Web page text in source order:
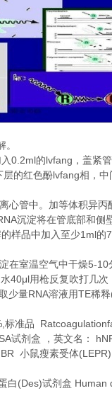
0.2ml的lvfang ，盖紧
层的红色酚lvfang相，中
心管中。加等体积异丙
沉淀将在管底部和侧
样品中加入至少1ml的
在室温空气中干燥5-10
40μl用枪反复吹打几
少量RNA溶液用TE稀释
标准品
试剂盒 ，英文名：
小鼠瘦素受体
白 (Des)试剂盒 Human